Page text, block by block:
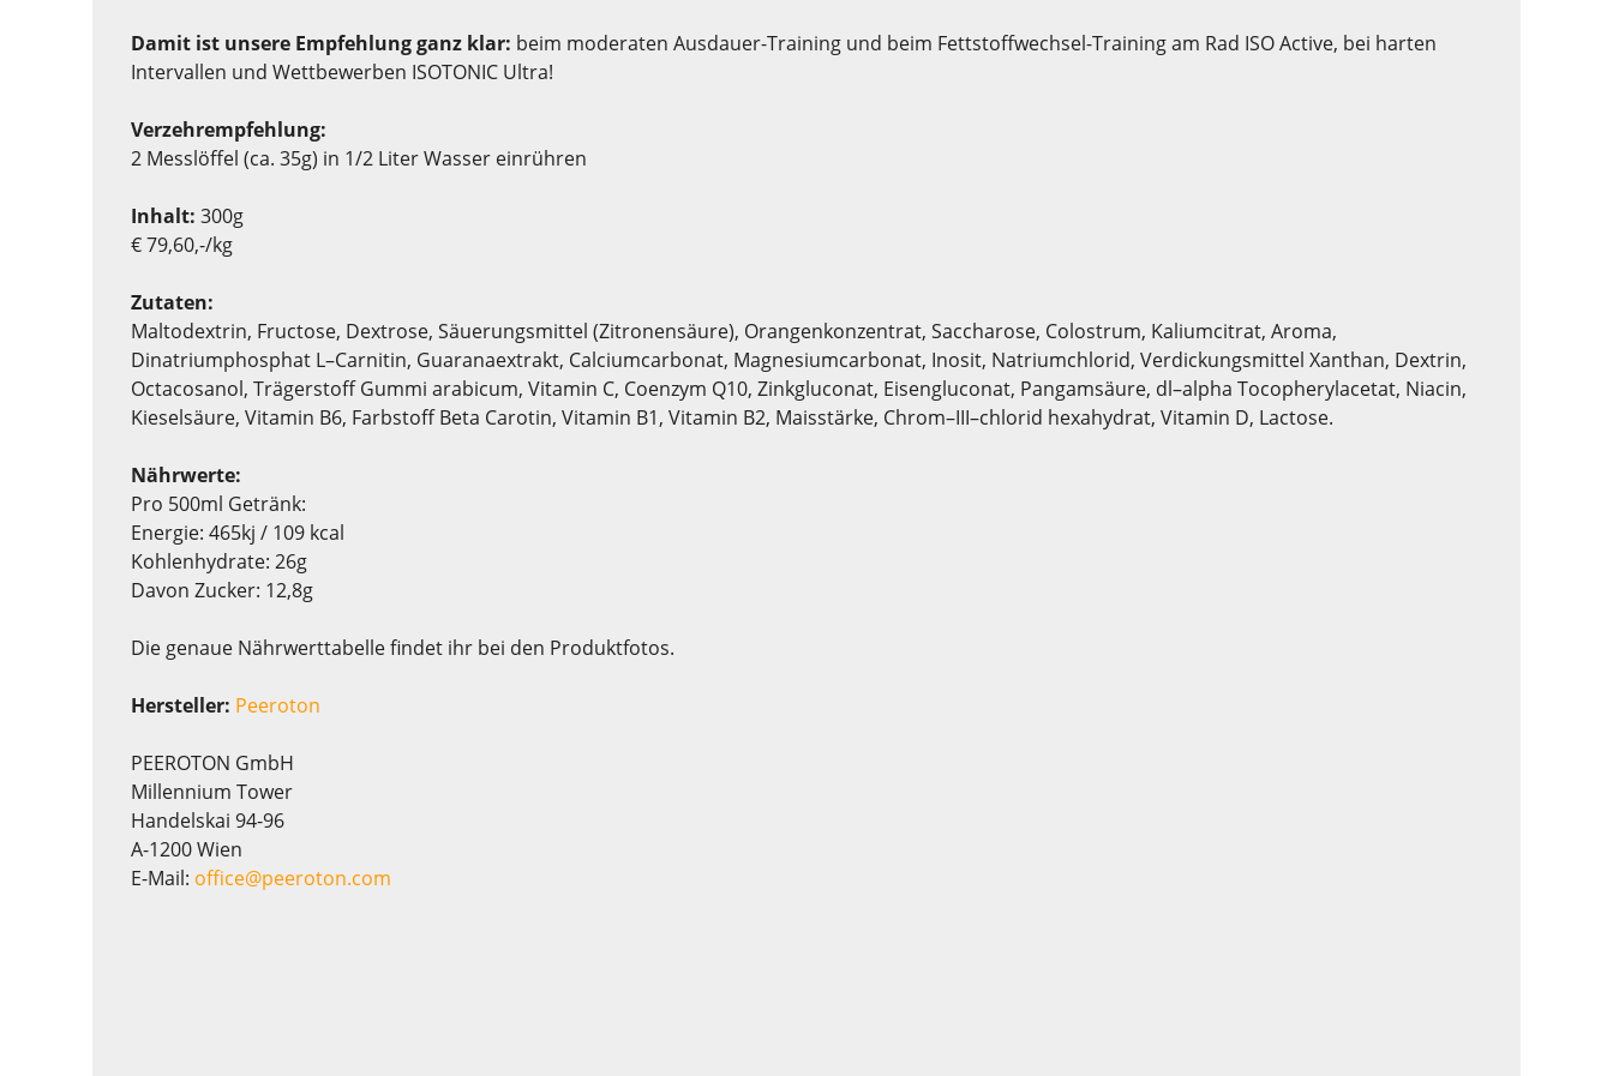
Damit ist unsere Empfehlung ganz klar: beim moderaten Ausdauer-Training und beim Fettstoffwechsel-Training am Rad ISO Active, bei harten
Intervallen und Wettbewerben ISOTONIC Ultra!
Verzehrempfehlung:
2 Messlöffel (ca. 35g) in 1/2 Liter Wasser einrühren
Inhalt: 300g
€ 79,60,-/kg
Zutaten:
Maltodextrin, Fructose, Dextrose, Säuerungsmittel (Zitronensäure), Orangenkonzentrat, Saccharose, Colostrum, Kaliumcitrat, Aroma,
Dinatriumphosphat L–Carnitin, Guaranaextrakt, Calciumcarbonat, Magnesiumcarbonat, Inosit, Natriumchlorid, Verdickungsmittel Xanthan, Dextrin,
Octacosanol, Trägerstoff Gummi arabicum, Vitamin C, Coenzym Q10, Zinkgluconat, Eisengluconat, Pangamsäure, dl–alpha Tocopherylacetat, Niacin,
Kieselsäure, Vitamin B6, Farbstoff Beta Carotin, Vitamin B1, Vitamin B2, Maisstärke, Chrom–III–chlorid hexahydrat, Vitamin D, Lactose.
Nährwerte:
Pro 500ml Getränk:
Energie: 465kj / 109 kcal
Kohlenhydrate: 26g
Davon Zucker: 12,8g
Die genaue Nährwerttabelle findet ihr bei den Produktfotos.
Hersteller: Peeroton
PEEROTON GmbH
Millennium Tower
Handelskai 94-96
A-1200 Wien
E-Mail: office@peeroton.com